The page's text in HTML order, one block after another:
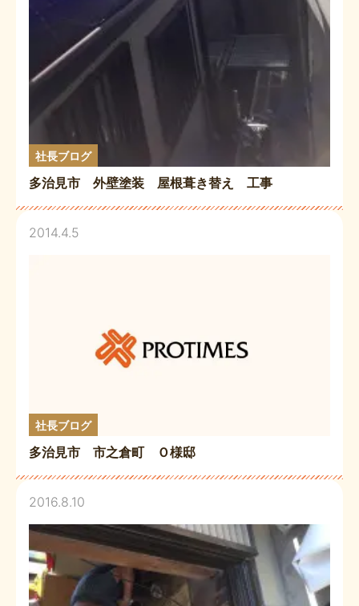
社長ブログ
多治見市 外壁塗装 屋根葺き替え 工事
2014.4.5
社長ブログ
多治見市 市之倉町 Ｏ様邸
2016.8.10